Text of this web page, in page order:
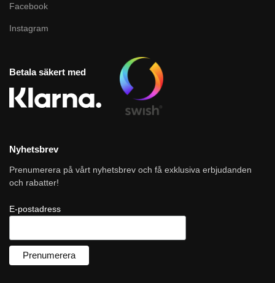
Facebook
Instagram
Betala säkert med
Nyhetsbrev
Prenumerera på vårt nyhetsbrev och få exklusiva erbjudanden
och rabatter!
E-postadress